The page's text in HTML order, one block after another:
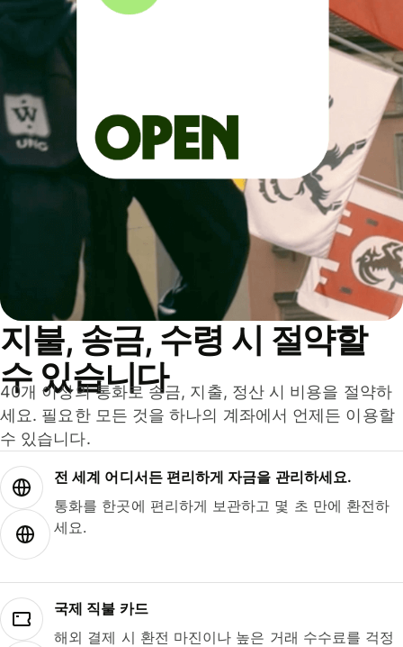
지불, 송금, 수령 시 절약할
수 있습니다
40개 이상의 통화로 송금, 지출, 정산 시 비용을 절약하
세요. 필요한 모든 것을 하나의 계좌에서 언제든 이용할
수 있습니다.
전 세계 어디서든 편리하게 자금을 관리하세요.
통화를 한곳에 편리하게 보관하고 몇 초 만에 환전하
세요.
국제 직불 카드
해외 결제 시 환전 마진이나 높은 거래 수수료를 걱정